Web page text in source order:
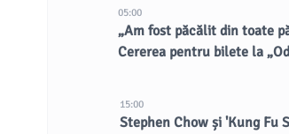
05:00
„Am fost păcălit din toate
Cererea pentru bilete la
15:00
Stephen Chow și 'Kung Fu